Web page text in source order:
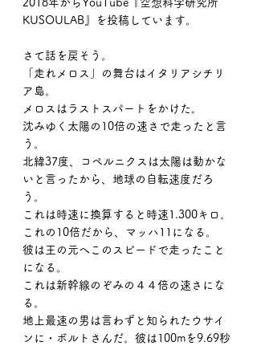
2018年からYouTube『空想科学研究所
KUSOULAB』を投稿しています。
さて話を戻そう。
「走れメロス」の舞台はイタリアシチリ
ア島。
メロスはラストスパートをかけた。
沈みゆく太陽の10倍の速さで走ったと言
う。
北緯37度、コペルニクスは太陽は動かな
いと言ったから、地球の自転速度だろ
う。
これは時速に換算すると時速1.300キロ。
これの10倍だから、マッハ11になる。
彼は王の元へこのスピードで走ったこと
になる。
これは新幹線のぞみの４４倍の速さにな
る。
地上最速の男は言わずと知られたウサイ
ンに・ボルトさんだ。彼は100mを9.69秒